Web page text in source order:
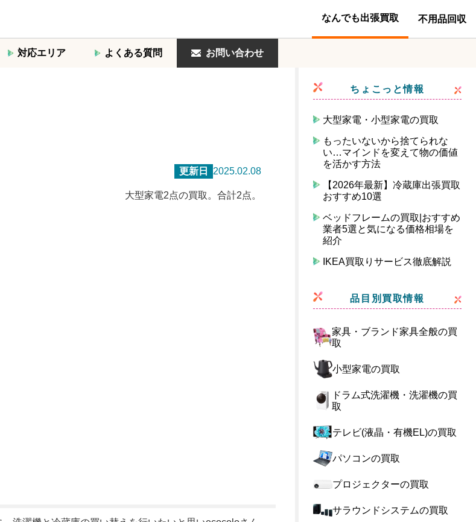
なんでも出張買取 不用品回収
対応エリア よくある質問 お問い合わせ
更新日 2025.02.08
大型家電2点の買取。合計2点。
ちょこっと情報
大型家電・小型家電の買取
もったいないから捨てられな
い…マインドを変えて物の価値
を活かす方法
【2026年最新】冷蔵庫出張買取
おすすめ10選
ベッドフレームの買取|おすすめ
業者5選と気になる価格相場を
紹介
IKEA買取りサービス徹底解説
品目別買取情報
家具・ブランド家具全般の買
取
小型家電の買取
ドラム式洗濯機・洗濯機の買
取
テレビ(液晶・有機EL)の買取
パソコンの買取
プロジェクターの買取
サラウンドシステムの買取